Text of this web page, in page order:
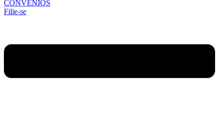
CONVÊNIOS
Filie-se